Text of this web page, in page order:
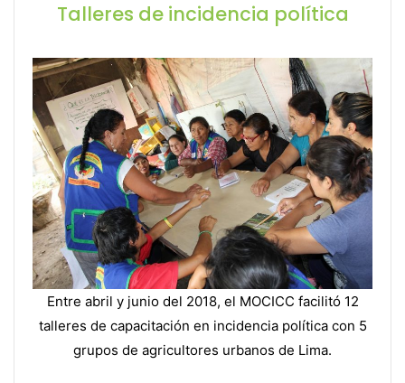
Talleres de incidencia política
Entre abril y junio del 2018, el MOCICC facilitó 12
talleres de capacitación en incidencia política con 5
grupos de agricultores urbanos de Lima.